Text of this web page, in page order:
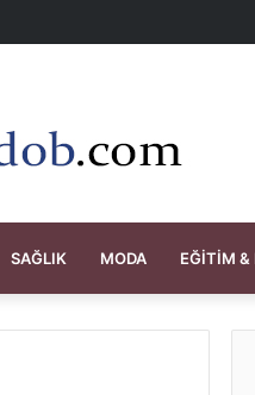
SAĞLIK MODA EĞITIM &